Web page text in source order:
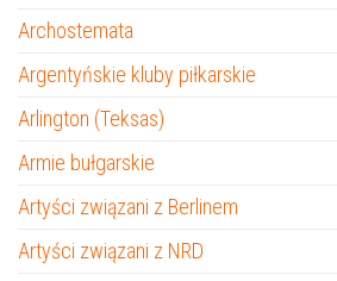
Archostemata
Argentyńskie kluby piłkarskie
Arlington (Teksas)
Armie bułgarskie
Artyści związani z Berlinem
Artyści związani z NRD